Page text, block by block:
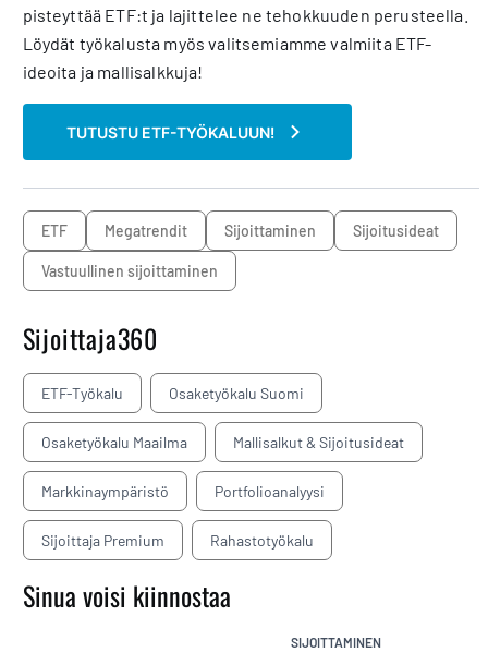
pisteyttää ETF:t ja lajittelee ne tehokkuuden perusteella.
Löydät työkalusta myös valitsemiamme valmiita ETF-
ideoita ja mallisalkkuja!
TUTUSTU ETF-TYÖKALUUN!
ETF megatrendit sijoittaminen sijoitusideat
vastuullinen sijoittaminen
Sijoittaja360
ETF-Työkalu Osaketyökalu Suomi
Osaketyökalu Maailma Mallisalkut & Sijoitusideat
Markkinaympäristö Portfolioanalyysi
Sijoittaja Premium Rahastotyökalu
Sinua voisi kiinnostaa
SIJOITTAMINEN